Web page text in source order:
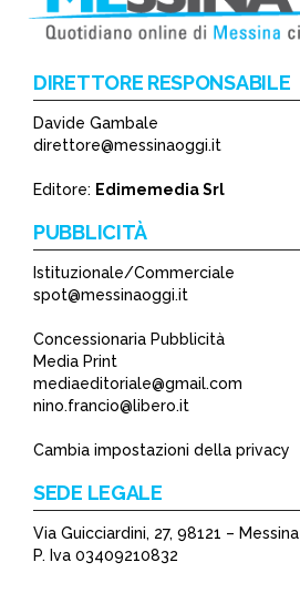
DIRETTORE RESPONSABILE
Davide Gambale
direttore@messinaoggi.it
Editore: Edimemedia Srl
PUBBLICITÀ
Istituzionale/Commerciale
spot@messinaoggi.it
Concessionaria Pubblicità
Media Print
mediaeditoriale@gmail.com
nino.francio@libero.it
Cambia impostazioni della privacy
SEDE LEGALE
Via Guicciardini, 27, 98121 – Messina
P. Iva 03409210832